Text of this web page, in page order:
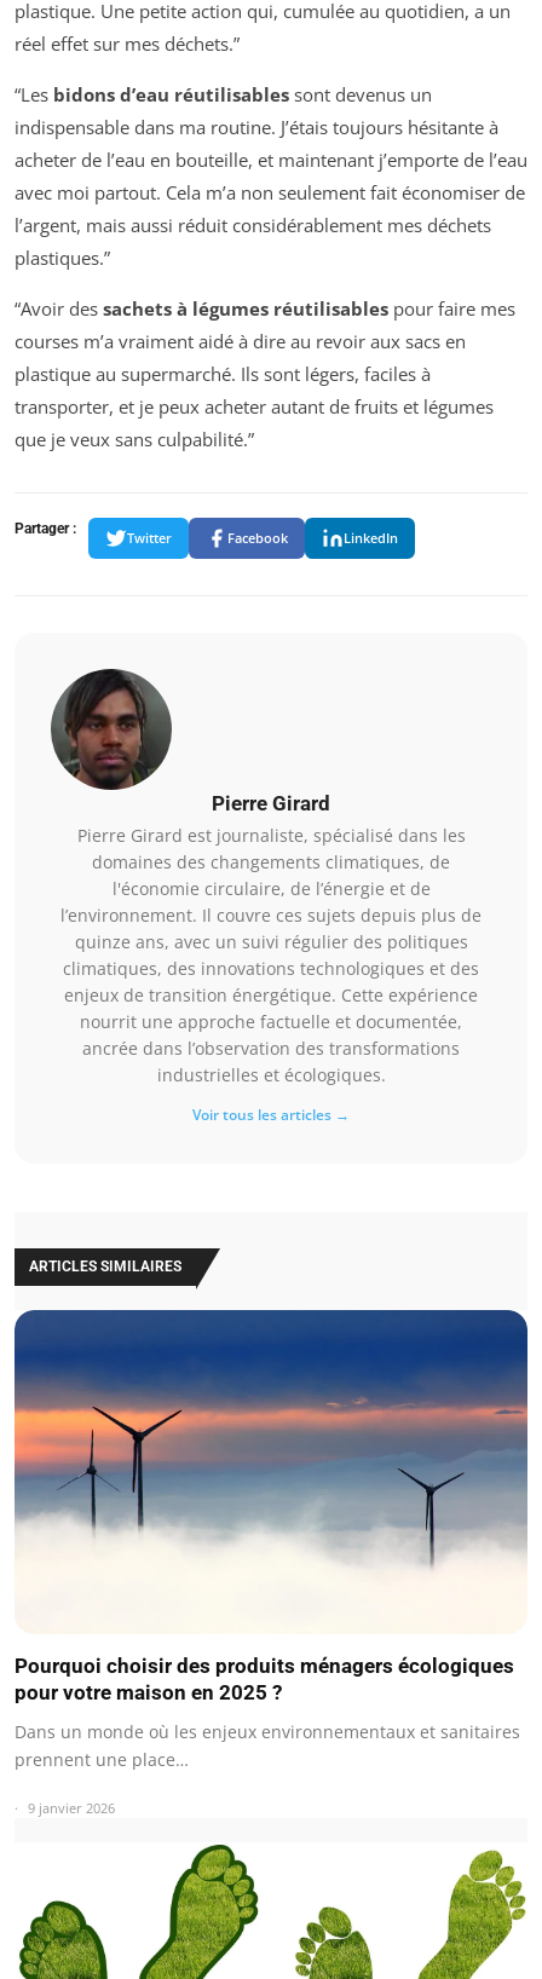
plastique. Une petite action qui, cumulée au quotidien, a un
réel effet sur mes déchets.”
“Les bidons d’eau réutilisables sont devenus un
indispensable dans ma routine. J’étais toujours hésitante à
acheter de l’eau en bouteille, et maintenant j’emporte de l’eau
avec moi partout. Cela m’a non seulement fait économiser de
l’argent, mais aussi réduit considérablement mes déchets
plastiques.”
“Avoir des sachets à légumes réutilisables pour faire mes
courses m’a vraiment aidé à dire au revoir aux sacs en
plastique au supermarché. Ils sont légers, faciles à
transporter, et je peux acheter autant de fruits et légumes
que je veux sans culpabilité.”
Partager :
Twitter Facebook LinkedIn
Pierre Girard
Pierre Girard est journaliste, spécialisé dans les
domaines des changements climatiques, de
l'économie circulaire, de l’énergie et de
l’environnement. Il couvre ces sujets depuis plus de
quinze ans, avec un suivi régulier des politiques
climatiques, des innovations technologiques et des
enjeux de transition énergétique. Cette expérience
nourrit une approche factuelle et documentée,
ancrée dans l’observation des transformations
industrielles et écologiques.
Voir tous les articles →
ARTICLES SIMILAIRES
Pourquoi choisir des produits ménagers écologiques
pour votre maison en 2025 ?
Dans un monde où les enjeux environnementaux et sanitaires
prennent une place…
9 janvier 2026